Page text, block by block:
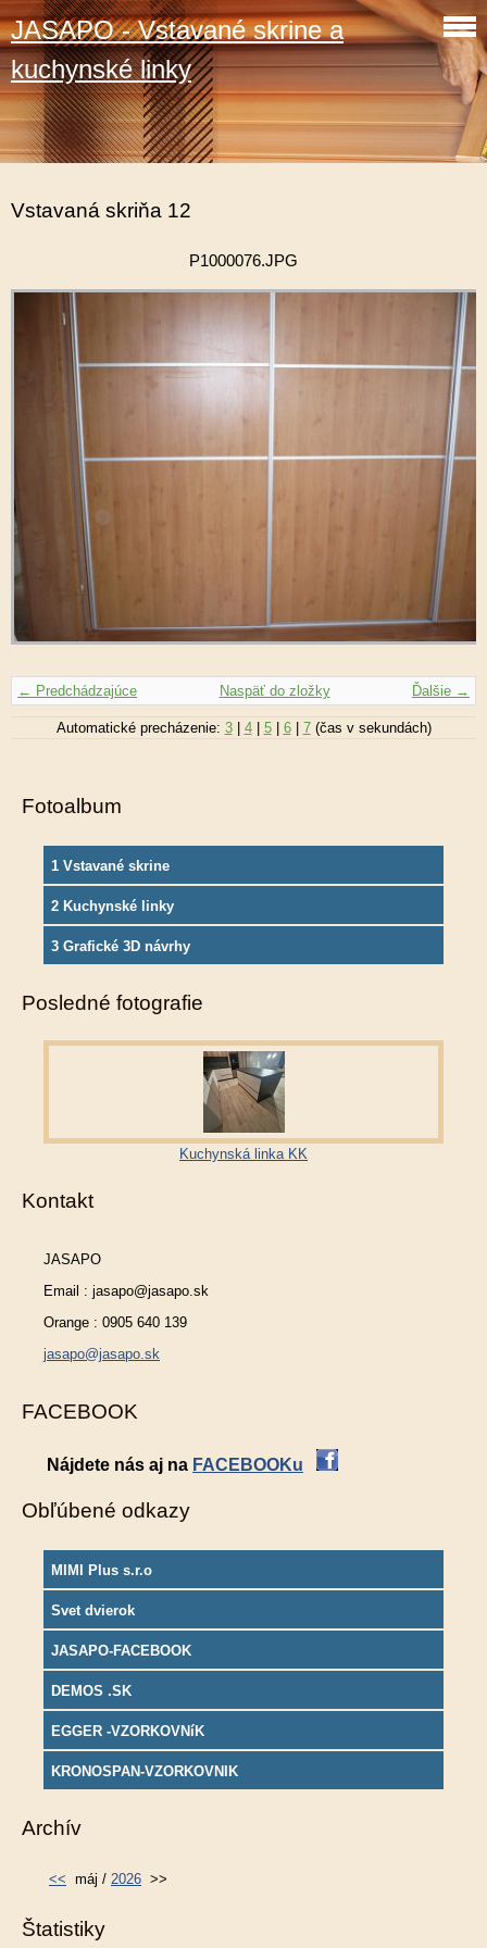
JASAPO - Vstavané skrine a
kuchynské linky
Vstavaná skriňa 12
P1000076.JPG
← Predchádzajúce Ďalšie →
Naspäť do zložky
Automatické precházenie: 3| 4| 5| 6| 7(čas v sekundách)
Fotoalbum
1 Vstavané skrine
2 Kuchynské linky
3 Grafické 3D návrhy
Posledné fotografie
Kuchynská linka KK
Kontakt
JASAPO
Email : jasapo@jasapo.sk
Orange : 0905 640 139
jasapo@jasapo.sk
FACEBOOK
Nájdete nás aj na FACEBOOKu
Obľúbené odkazy
MIMI Plus s.r.o
Svet dvierok
JASAPO-FACEBOOK
DEMOS .SK
EGGER -VZORKOVNíK
KRONOSPAN-VZORKOVNIK
Archív
<< máj / 2026 >>
Štatistiky